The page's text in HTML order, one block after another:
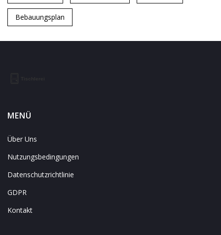
Bebauungsplan
MENÜ
Über Uns
Nutzungsbedingungen
Datenschutzrichtlinie
GDPR
Kontakt